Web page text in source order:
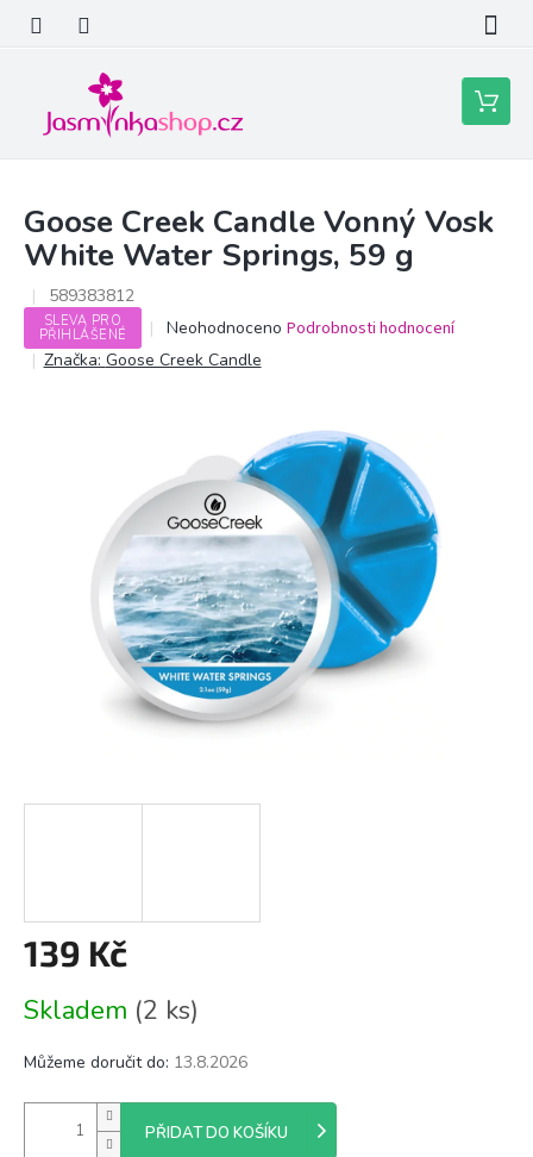
obsah
Nákupní
košík
Goose Creek Candle Vonný Vosk
White Water Springs, 59 g
589383812
SLEVA PRO
PŘIHLÁŠENÉ
Průměrné
hodnocení
produktu
hvězdiček.
Neohodnoceno Podrobnosti hodnocení
Značka: Goose Creek Candle
139 Kč
cena:
Skladem (2 ks)
Můžeme doručit do: 13.8.2026
PŘIDAT DO KOŠÍKU